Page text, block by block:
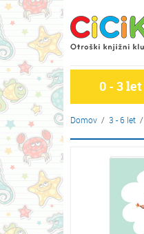
0 - 3 let
Domov / 3 - 6 let /